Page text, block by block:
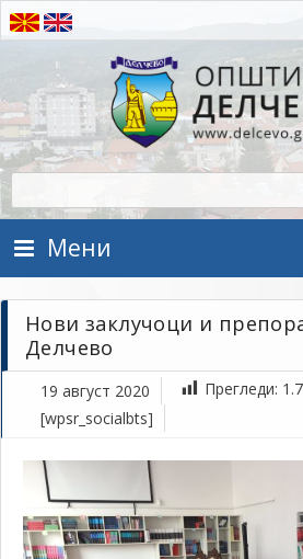
Прескокнете на содржината
Општина Делчево
Општина Делчево
Мени
Нови заклучоци и
Делчево
19 август 2020 Прегледи:
[wpsr_socialbts]